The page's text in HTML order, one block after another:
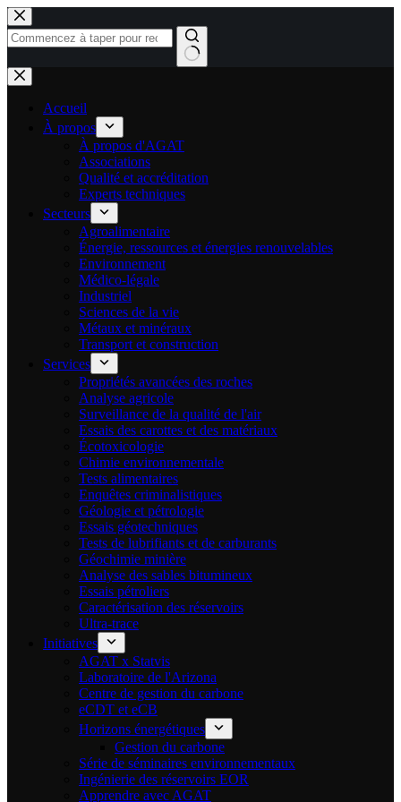
Passer
au
contenu
Aucun
résultat
Accueil
À propos
À propos d'AGAT
Associations
Qualité et accréditation
Experts techniques
Secteurs
Agroalimentaire
Énergie, ressources et énergies renouvelables
Environnement
Médico-légale
Industriel
Sciences de la vie
Métaux et minéraux
Transport et construction
Services
Propriétés avancées des roches
Analyse agricole
Surveillance de la qualité de l'air
Essais des carottes et des matériaux
Écotoxicologie
Chimie environnementale
Tests alimentaires
Enquêtes criminalistiques
Géologie et pétrologie
Essais géotechniques
Tests de lubrifiants et de carburants
Géochimie minière
Analyse des sables bitumineux
Essais pétroliers
Caractérisation des réservoirs
Ultra-trace
Initiatives
AGAT x Statvis
Laboratoire de l'Arizona
Centre de gestion du carbone
eCDT et eCB
Horizons énergétiques
Gestion du carbone
Série de séminaires environnementaux
Ingénierie des réservoirs EOR
Apprendre avec AGAT